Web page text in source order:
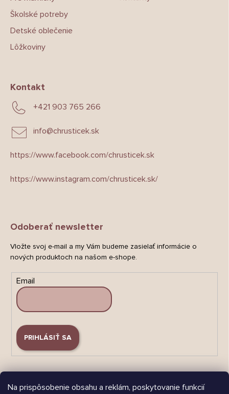
Na prispôsobenie obsahu a reklám, poskytovanie funkcií
Školské potreby
Detské oblečenie
Lôžkoviny
Kontakt
info@chrusticek.sk
+421 903 765 266
https://www.facebook.com/chrusticek.sk
https://www.instagram.com/chrusticek.sk/
Odoberať newsletter
Vložte svoj e-mail a my Vám budeme zasielať informácie o
nových produktoch na našom e-shope.
Email
PRIHLÁSIŤ SA